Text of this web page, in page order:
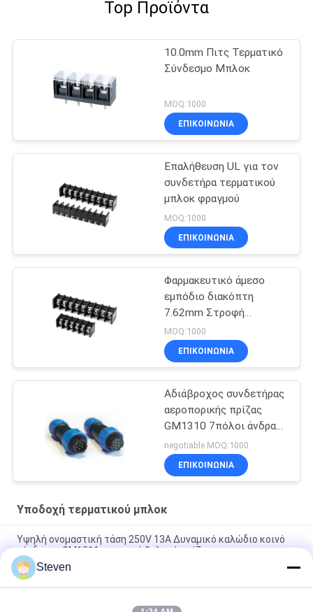
Top Προϊόντα
10.0mm Πιτς Τερματικό
Σύνδεσμο Μπλοκ
MOQ:1000
ΕΠΙΚΟΙΝΩΝΊΑ
Επαλήθευση UL για τον
συνδετήρα τερματικού
μπλοκ φραγμού
MOQ:1000
ΕΠΙΚΟΙΝΩΝΊΑ
Φαρμακευτικό άμεσο
εμπόδιο διακόπτη
7.62mm Στροφή
Προσαρμοσμένο χρώμα
και καρφίτσες
MOQ:1000
ΕΠΙΚΟΙΝΩΝΊΑ
Αδιάβροχος συνδετήρας
αεροπορικής πρίζας
GM1310 7πόλοι άνδρας
και γυναίκα 200V 5A
negotiable MOQ:1000
ΕΠΙΚΟΙΝΩΝΊΑ
Υποδοχή τερματικού μπλοκ
Υψηλή ονομαστική τάση 250V 13A Δυναμικό καλώδιο κοινό
σύνδεσμο GM1311 αρσενική θηλυκή πρίζα
Σύνδεσμος κοινού καλωδίου ισχύος υψηλής τάσης GM1311
Σύνδεσμος τερματικού μπλοκ
Steven